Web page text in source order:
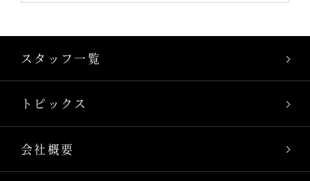
スタッフ一覧
トピックス
会社概要